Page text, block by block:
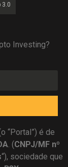
3.0
Investing?
“Portal”) é de
. (CNPJ/MF nº
“), sociedade que